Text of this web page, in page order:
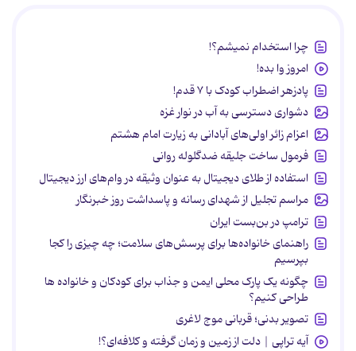
چرا استخدام نمیشم؟!
امروز وا بده!
پادزهر اضطراب کودک با ۷ قدم!
دشواری دسترسی به آب در نوار غزه
اعزام زائر اولی‌های آبادانی به زیارت امام هشتم
فرمول ساخت جلیقه ضدگلوله روانی
استفاده از طلای دیجیتال به عنوان وثیقه در وام‌های ارز دیجیتال
مراسم تجلیل از شهدای رسانه و پاسداشت روز خبرنگار
ترامپ در بن‌بست ایران
راهنمای خانواده‌ها برای پرسش‌های سلامت؛ چه چیزی را کجا
بپرسیم
چگونه یک پارک محلی ایمن و جذاب برای کودکان و خانواده ها
طراحی کنیم؟
تصویر بدنی؛ قربانی موج لاغری
آیه تراپی | دلت از زمین و زمان گرفته و کلافه‌ای؟!